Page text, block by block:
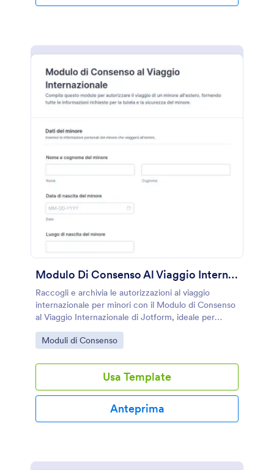
Modulo Di Consenso Al Viaggio Internazionale
Raccogli e archivia le autorizzazioni al viaggio
internazionale per minori con il Modulo di Consenso
al Viaggio Internazionale di Jotform, ideale per
famiglie, scuole e associazioni che gestiscono
partenze e accompagnatori.
Go to Category:
Moduli di Consenso
Usa Template
Anteprima